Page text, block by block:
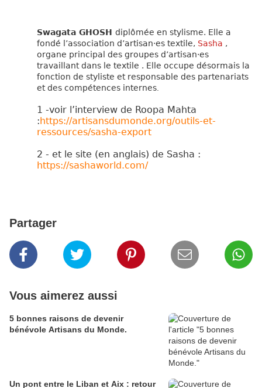
Swagata GHOSH diplômée en stylisme. Elle a
fondé l’association d’artisan·es textile, Sasha ,
organe principal des groupes d’artisan·es
travaillant dans le textile . Elle occupe désormais la
fonction de styliste et responsable des partenariats
et des compétences internes
1 -voir l’interview de Roopa Mahta
: https://artisansdumonde.org/outils-et-
ressources/sasha-export
2 - et le site (en anglais) de Sasha :
https://sashaworld.com/
Partager
Vous aimerez aussi
5 bonnes raisons de devenir
bénévole Artisans du Monde.
Un pont entre le Liban et Aix : retour